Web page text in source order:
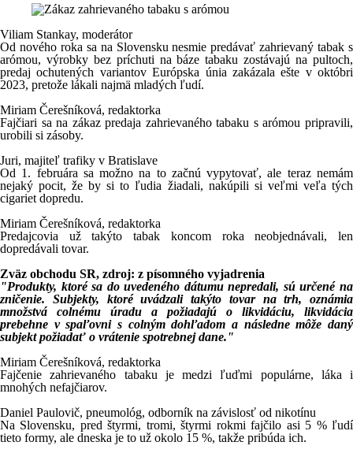
Viliam Stankay, moderátor
Od nového roka sa na Slovensku nesmie predávať zahrievaný tabak s
arómou, výrobky bez príchuti na báze tabaku zostávajú na pultoch,
predaj ochutených variantov Európska únia zakázala ešte v októbri
2023, pretože lákali najmä mladých ľudí.
Miriam Čerešníková, redaktorka
Fajčiari sa na zákaz predaja zahrievaného tabaku s arómou pripravili,
urobili si zásoby.
Juri, majiteľ trafiky v Bratislave
Od 1. februára sa možno na to začnú vypytovať, ale teraz nemám
nejaký pocit, že by si to ľudia žiadali, nakúpili si veľmi veľa tých
cigariet dopredu.
Miriam Čerešníková, redaktorka
Predajcovia už takýto tabak koncom roka neobjednávali, len
dopredávali tovar.
Zväz obchodu SR, zdroj: z písomného vyjadrenia
"Produkty, ktoré sa do uvedeného dátumu nepredali, sú určené na
zničenie. Subjekty, ktoré uvádzali takýto tovar na trh, oznámia
množstvá colnému úradu a požiadajú o likvidáciu, likvidácia
prebehne v spaľovni s colným dohľadom a následne môže daný
subjekt požiadať o vrátenie spotrebnej dane."
Miriam Čerešníková, redaktorka
Fajčenie zahrievaného tabaku je medzi ľuďmi populárne, láka i
mnohých nefajčiarov.
Daniel Paulovič, pneumológ, odborník na závislosť od nikotínu
Na Slovensku, pred štyrmi, tromi, štyrmi rokmi fajčilo asi 5 % ľudí
tieto formy, ale dneska je to už okolo 15 %, takže pribúda ich.